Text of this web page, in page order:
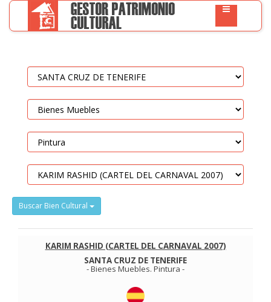
Buscar Bien Cultural
KARIM RASHID (CARTEL DEL CARNAVAL 2007)
SANTA CRUZ DE TENERIFE
-Bienes Muebles. Pintura -